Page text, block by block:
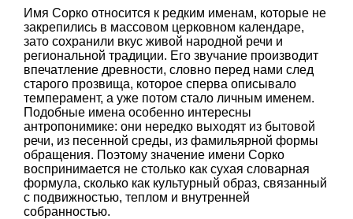
Имя Сорко относится к редким именам, которые не
закрепились в массовом церковном календаре,
зато сохранили вкус живой народной речи и
региональной традиции. Его звучание производит
впечатление древности, словно перед нами след
старого прозвища, которое сперва описывало
темперамент, а уже потом стало личным именем.
Подобные имена особенно интересны
антропонимике: они нередко выходят из бытовой
речи, из песенной среды, из фамильярной формы
обращения. Поэтому значение имени Сорко
воспринимается не столько как сухая словарная
формула, сколько как культурный образ, связанный
с подвижностью, теплом и внутренней
собранностью.